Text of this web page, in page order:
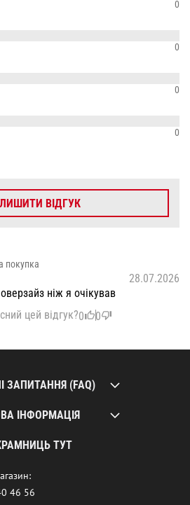
0
0
0
0
ВІДГУК
покупка
28.07.2026
ніж я очікував
цей відгук?0 0
ЗАПИТАННЯ (FAQ)
ІНФОРМАЦІЯ
ТУТ
46 56